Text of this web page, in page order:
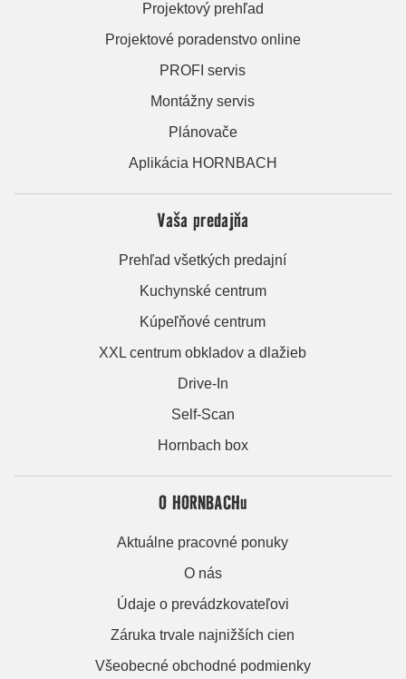
Projektový prehľad
Projektové poradenstvo online
PROFI servis
Montážny servis
Plánovače
Aplikácia HORNBACH
Vaša predajňa
Prehľad všetkých predajní
Kuchynské centrum
Kúpeľňové centrum
XXL centrum obkladov a dlažieb
Drive-In
Self-Scan
Hornbach box
O HORNBACHu
Aktuálne pracovné ponuky
O nás
Údaje o prevádzkovateľovi
Záruka trvale najnižších cien
Všeobecné obchodné podmienky